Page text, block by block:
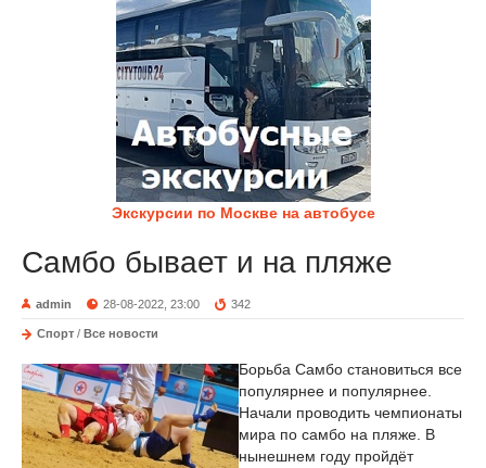
Экскурсии по Москве на автобусе
Самбо бывает и на пляже
admin 28-08-2022, 23:00 342
Спорт / Все новости
Борьба Самбо становиться все
популярнее и популярнее.
Начали проводить чемпионаты
мира по самбо на пляже. В
нынешнем году пройдёт